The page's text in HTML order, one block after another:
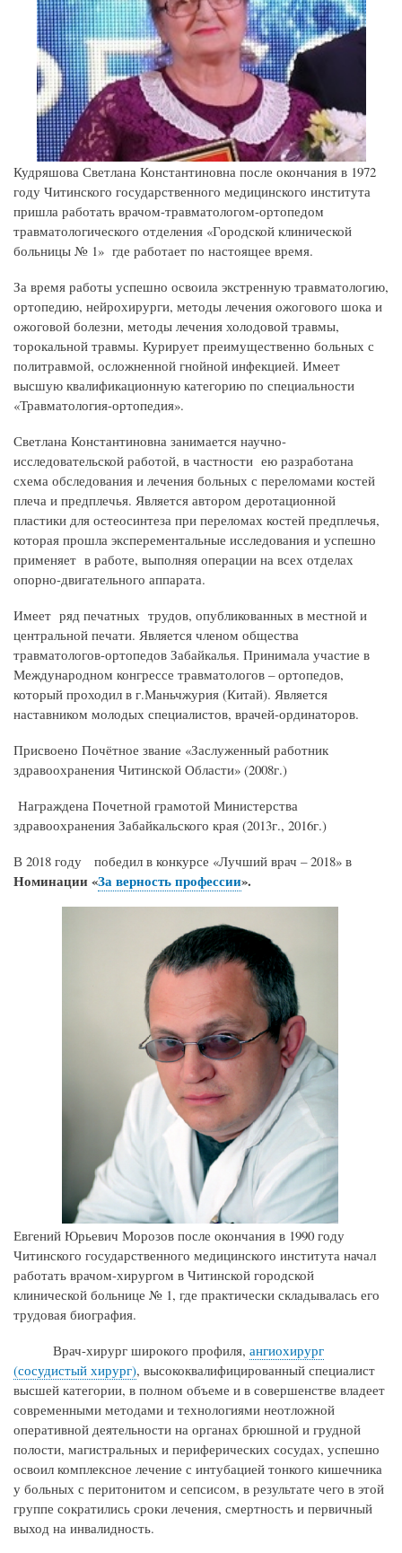
Кудряшова Светлана Константиновна после окончания в 1972
году Читинского государственного медицинского института
пришла работать врачом-травматологом-ортопедом
травматологического отделения «Городской клинической
больницы № 1» где работает по настоящее время.
За время работы успешно освоила экстренную травматологию,
ортопедию, нейрохирурги, методы лечения ожогового шока и
ожоговой болезни, методы лечения холодовой травмы,
торокальной травмы. Курирует преимущественно больных с
политравмой, осложненной гнойной инфекцией. Имеет
высшую квалификационную категорию по специальности
«Травматология-ортопедия».
Светлана Константиновна занимается научно-
исследовательской работой, в частности ею разработана
схема обследования и лечения больных с переломами костей
плеча и предплечья. Является автором деротационной
пластики для остеосинтеза при переломах костей предплечья,
которая прошла эксперементальные исследования и успешно
применяет в работе, выполняя операции на всех отделах
опорно-двигательного аппарата.
Имеет ряд печатных трудов, опубликованных в местной и
центральной печати. Является членом общества
травматологов-ортопедов Забайкалья. Принимала участие в
Международном конгрессе травматологов – ортопедов,
который проходил в г.Маньчжурия (Китай). Является
наставником молодых специалистов, врачей-ординаторов.
Присвоено Почётное звание «Заслуженный работник
здравоохранения Читинской Области» (2008г.)
Награждена Почетной грамотой Министерства
здравоохранения Забайкальского края (2013г., 2016г.)
В 2018 году победил в конкурсе «Лучший врач – 2018» в
Номинации «За верность профессии».
Евгений Юрьевич Морозов после окончания в 1990 году
Читинского государственного медицинского института начал
работать врачом-хирургом в Читинской городской
клинической больнице № 1, где практически складывалась его
трудовая биография.
Врач-хирург широкого профиля, ангиохирург
(сосудистый хирург), высококвалифицированный специалист
высшей категории, в полном объеме и в совершенстве владеет
современными методами и технологиями неотложной
оперативной деятельности на органах брюшной и грудной
полости, магистральных и периферических сосудах, успешно
освоил комплексное лечение с интубацией тонкого кишечника
у больных с перитонитом и сепсисом, в результате чего в этой
группе сократились сроки лечения, смертность и первичный
выход на инвалидность.